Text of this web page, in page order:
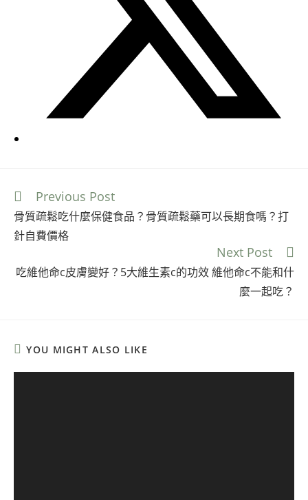
Previous Post
骨質疏鬆吃什麼保健食品？骨質疏鬆藥可以長期食嗎？打
針自費價格
Next Post
吃維他命c皮膚變好？5大維生素c的功效 維他命c不能和什
麼一起吃？
YOU MIGHT ALSO LIKE